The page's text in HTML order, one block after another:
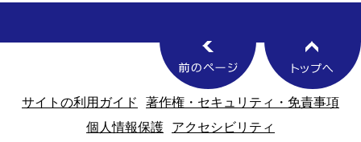
サイトの利用ガイド
著作権・セキュリティ・免責事項
個人情報保護
アクセシビリティ